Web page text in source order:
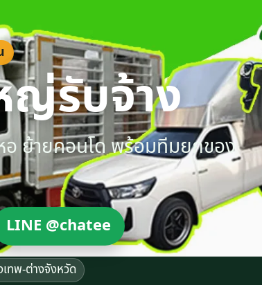
ญ่รับจ้าง
ย้ายคอนโด พร้อมทีมยกของ
LINE @chatee
เทพ-ต่างจังหวัด